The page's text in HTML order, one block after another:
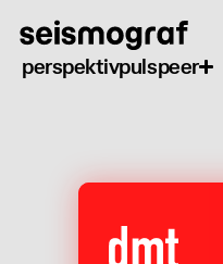
perspektivpulspeer